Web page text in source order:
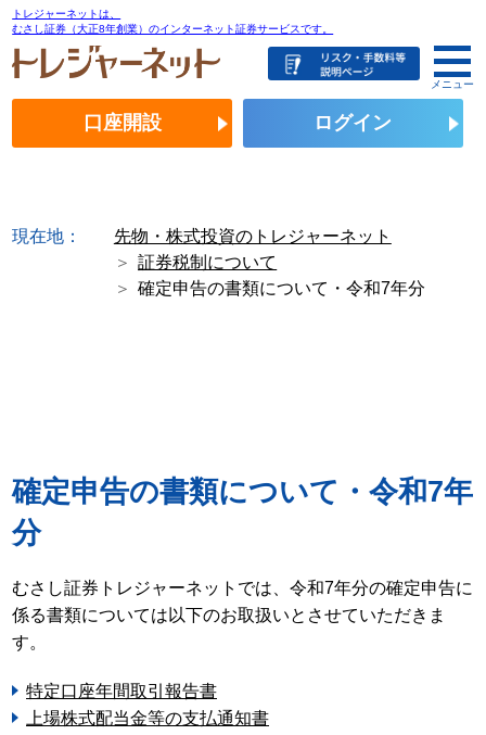
トレジャーネットは、
むさし証券（大正8年創業）のインターネット証券サービスです。
口座開設 ログイン
メニュー
現在地：
先物・株式投資のトレジャーネット
証券税制について
確定申告の書類について・令和7年分
確定申告の書類について・令和7年
分
むさし証券トレジャーネットでは、令和7年分の確定申告に
係る書類については以下のお取扱いとさせていただきま
す。
特定口座年間取引報告書
上場株式配当金等の支払通知書